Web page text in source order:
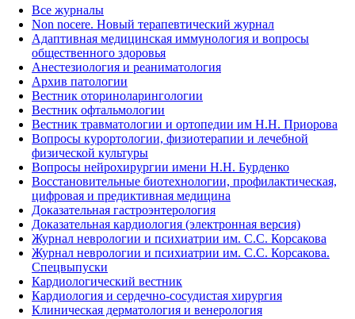
Все журналы
Non nocere. Новый терапевтический журнал
Адаптивная медицинская иммунология и вопросы
общественного здоровья
Анестезиология и реаниматология
Архив патологии
Вестник оториноларингологии
Вестник офтальмологии
Вестник травматологии и ортопедии им Н.Н. Приорова
Вопросы курортологии, физиотерапии и лечебной
физической культуры
Вопросы нейрохирургии имени Н.Н. Бурденко
Восстановительные биотехнологии, профилактическая,
цифровая и предиктивная медицина
Доказательная гастроэнтерология
Доказательная кардиология (электронная версия)
Журнал неврологии и психиатрии им. С.С. Корсакова
Журнал неврологии и психиатрии им. С.С. Корсакова.
Спецвыпуски
Кардиологический вестник
Кардиология и сердечно-сосудистая хирургия
Клиническая дерматология и венерология